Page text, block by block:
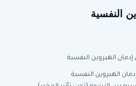
النفسية
الهيروين النفسية